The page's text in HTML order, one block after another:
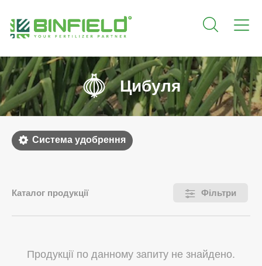
Цибуля
Система удобрення
Каталог продукції Фільтри
Продукції по данному запиту не знайдено.